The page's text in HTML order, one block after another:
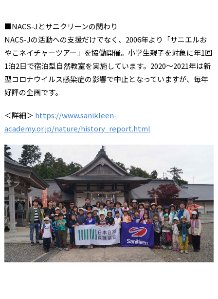
■NACS-Jとサニクリーンの関わり
NACS-Jの活動への支援だけでなく、2006年より「サニエルお
やこネイチャーツアー」を協働開催。小学生親子を対象に年1回
1泊2日で宿泊型自然教室を実施しています。2020～2021年は新
型コロナウイルス感染症の影響で中止となっていますが、毎年
好評の企画です。
＜詳細＞ https://www.sanikleen-
academy.or.jp/nature/history_report.html